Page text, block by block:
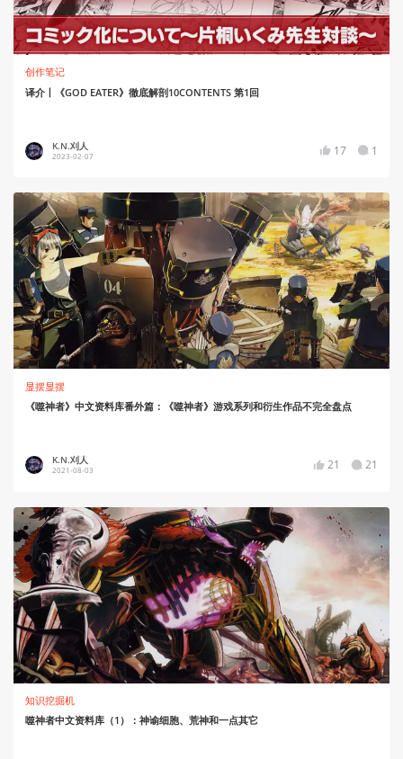
创作笔记
译介丨《GOD EATER》徹底解剖10CONTENTS 第1回
K.N.刈人
2023-02-07 17 1
显摆显摆
《噬神者》中文资料库番外篇：《噬神者》游戏系列和衍生作品不完全盘点
K.N.刈人
2021-08-03 21 21
知识挖掘机
噬神者中文资料库（1）：神谕细胞、荒神和一点其它